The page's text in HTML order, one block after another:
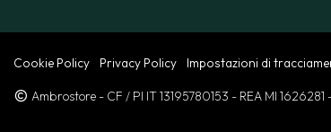
Cookie Policy Privacy Policy Impostazioni di
Ambrostore - CF / PI IT 13195780153 - REA MI 1626281